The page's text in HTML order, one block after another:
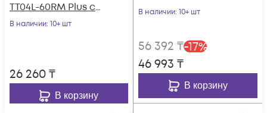
TT04L-60RM Plus с
изоляцией портов и
В наличии: 10+ шт
26 260₸
В корзину
В наличии: 10+ шт
56 392 ₸-17%
46 993 ₸
В корзину